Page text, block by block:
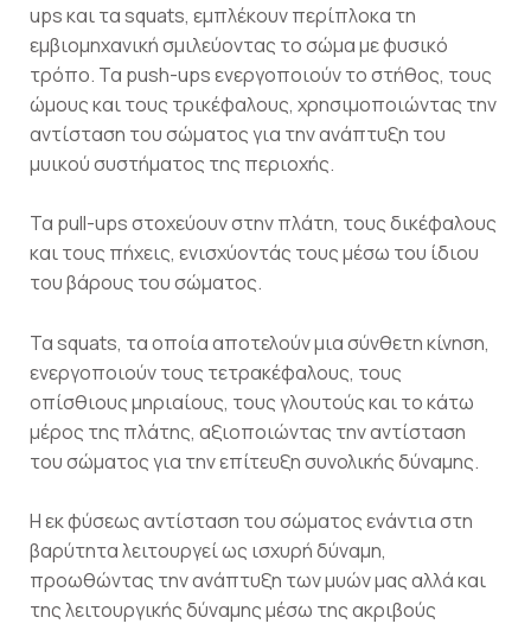
ups και τα squats, εμπλέκουν περίπλοκα τη
εμβιομηχανική σμιλεύοντας το σώμα με φυσικό
τρόπο. Τα push-ups ενεργοποιούν το στήθος, τους
ώμους και τους τρικέφαλους, χρησιμοποιώντας την
αντίσταση του σώματος για την ανάπτυξη του
μυικού συστήματος της περιοχής.
Τα pull-ups στοχεύουν στην πλάτη, τους δικέφαλους
και τους πήχεις, ενισχύοντάς τους μέσω του ίδιου
του βάρους του σώματος.
Τα squats, τα οποία αποτελούν μια σύνθετη κίνηση,
ενεργοποιούν τους τετρακέφαλους, τους
οπίσθιους μηριαίους, τους γλουτούς και το κάτω
μέρος της πλάτης, αξιοποιώντας την αντίσταση
του σώματος για την επίτευξη συνολικής δύναμης.
Η εκ φύσεως αντίσταση του σώματος ενάντια στη
βαρύτητα λειτουργεί ως ισχυρή δύναμη,
προωθώντας την ανάπτυξη των μυών μας αλλά και
της λειτουργικής δύναμης μέσω της ακριβούς